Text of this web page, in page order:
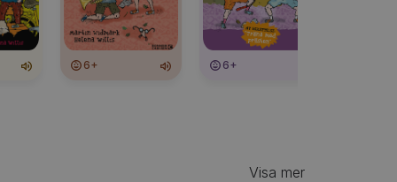
6+ 6+
Visa mer